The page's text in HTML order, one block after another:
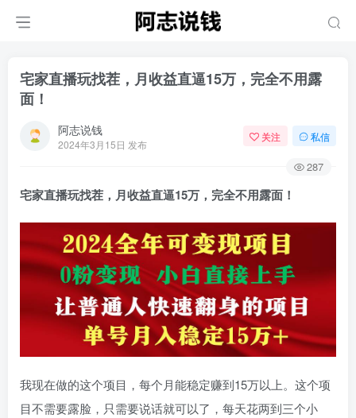
宅家直播玩找茬，月收益直逼15万，完全不用露
面！
阿志说钱
2024年3月15日 发布
关注 私信
287
宅家直播玩找茬，月收益直逼15万，完全不用露面！
我现在做的这个项目，每个月能稳定赚到15万以上。这个项
目不需要露脸，只需要说话就可以了，每天花两到三个小